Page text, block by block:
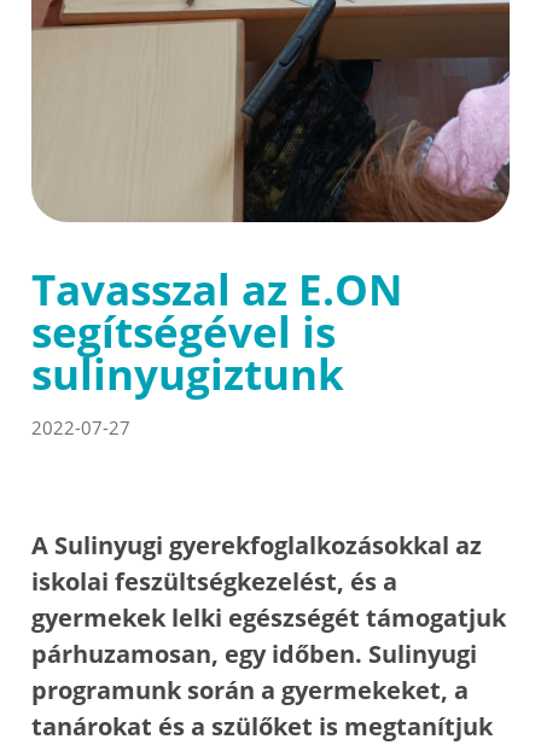
Tavasszal az E.ON
segítségével is
sulinyugiztunk
2022-07-27
A Sulinyugi gyerekfoglalkozásokkal az
iskolai feszültségkezelést, és a
gyermekek lelki egészségét támogatjuk
párhuzamosan, egy időben. Sulinyugi
programunk során a gyermekeket, a
tanárokat és a szülőket is megtanítjuk